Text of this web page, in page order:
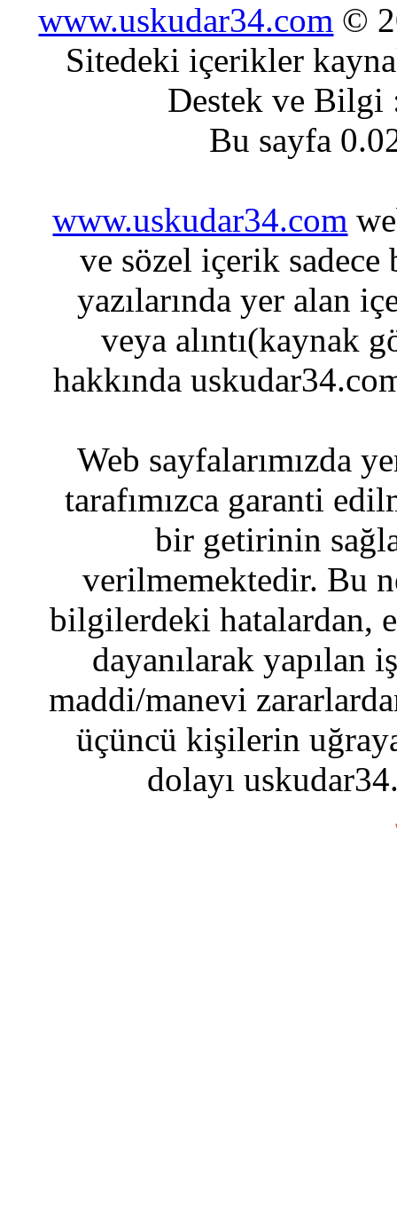
www.uskudar34.com ©
Sitedeki içerikler
Destek ve
Bu sayfa
www.uskudar34.com
ve sözel içerik sadece
yazılarında yer alan
veya alıntı(kaynak
hakkında
Web sayfalarımızda
tarafımızca garanti
bir getirinin
verilmemektedir. Bu
bilgilerdeki hatalardan,
dayanılarak yapılan
maddi/manevi
üçüncü kişilerin
dolayı